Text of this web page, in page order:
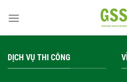
qua
DỊCH VỤ THI CÔNG